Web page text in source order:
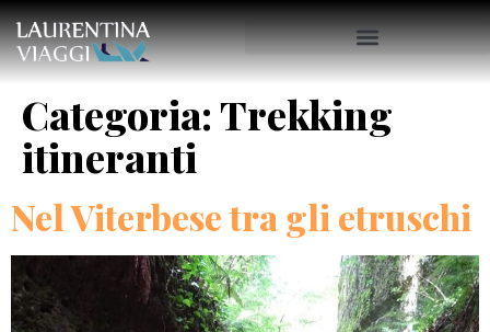
Categoria:Trekking
itineranti
Nel Viterbese tra gli etruschi